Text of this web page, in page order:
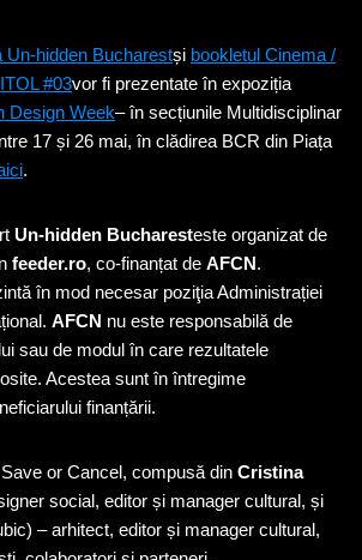
Un-hidden Bucharestși bookletul Cinema /
#03vor fi prezentate în expoziția
Design Week– în secțiunile Multidisciplinar
17 și 26 mai, în clădirea BCR din Piața
.
Un-hidden Bucharesteste organizat de
feeder.ro, co-finanțat de AFCN.
în mod necesar poziţia Administrației
AFCN nu este responsabilă de
sau de modul în care rezultatele
Acestea sunt în întregime
finanțării.
or Cancel, compusă din Cristina
social, editor și manager cultural, și
– arhitect, editor și manager cultural,